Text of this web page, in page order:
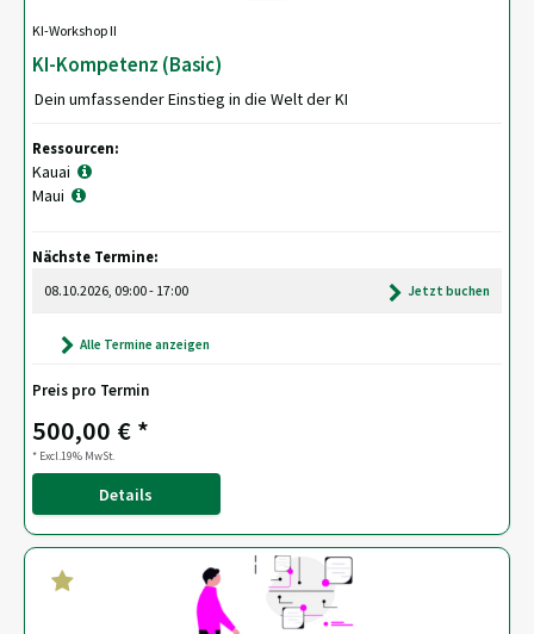
KI-Workshop II
KI-Kompetenz (Basic)
Dein umfassender Einstieg in die Welt der KI
Ressourcen:
Kauai
Maui
Nächste Termine:
08.10.2026, 09:00 - 17:00
Jetzt buchen
Alle Termine anzeigen
Preis pro Termin
500,00 € *
* Excl.19% MwSt.
Details